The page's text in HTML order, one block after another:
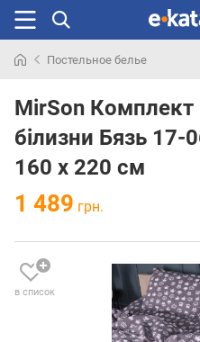
раньше
Постельное белье
MirSon Комплект
білизни Бязь 17-
160 x 220 см
1 489 грн.
в список